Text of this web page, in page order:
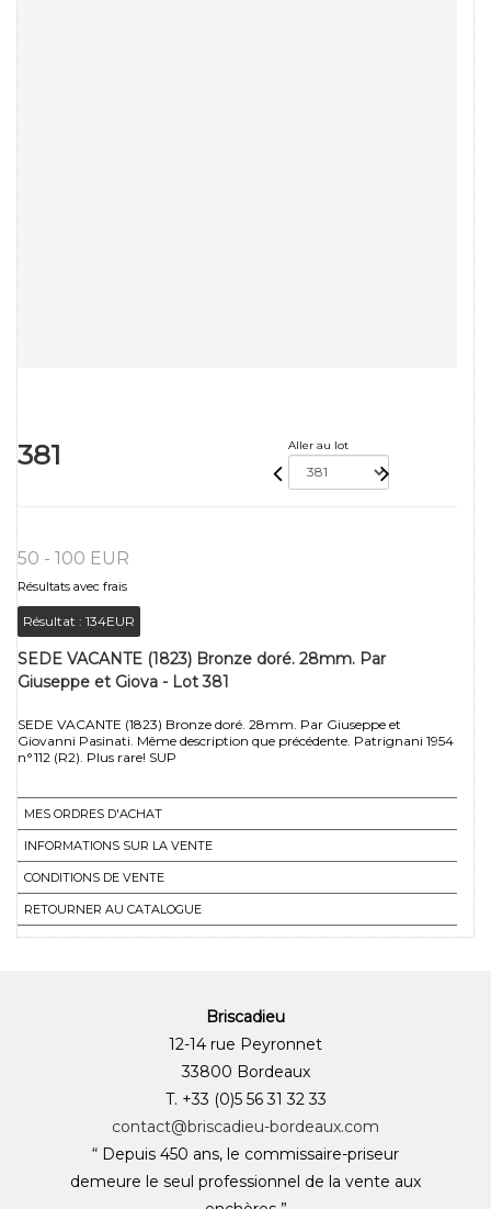
381 Aller au lot
50 - 100 EUR
Résultats avec frais
Résultat : 134EUR
SEDE VACANTE (1823) Bronze doré. 28mm. Par
Giuseppe et Giova - Lot 381
SEDE VACANTE (1823) Bronze doré. 28mm. Par Giuseppe et
Giovanni Pasinati. Même description que précédente. Patrignani 1954
n°112 (R2). Plus rare! SUP
MES ORDRES D'ACHAT
INFORMATIONS SUR LA VENTE
CONDITIONS DE VENTE
RETOURNER AU CATALOGUE
Briscadieu
12-14 rue Peyronnet
33800 Bordeaux
T. +33 (0)5 56 31 32 33
contact@briscadieu-bordeaux.com
“ Depuis 450 ans, le commissaire-priseur
demeure le seul professionnel de la vente aux